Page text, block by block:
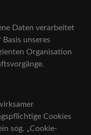
Daten verarbeitet
unseres
Organisation
Cookies
sog. „Cookie-